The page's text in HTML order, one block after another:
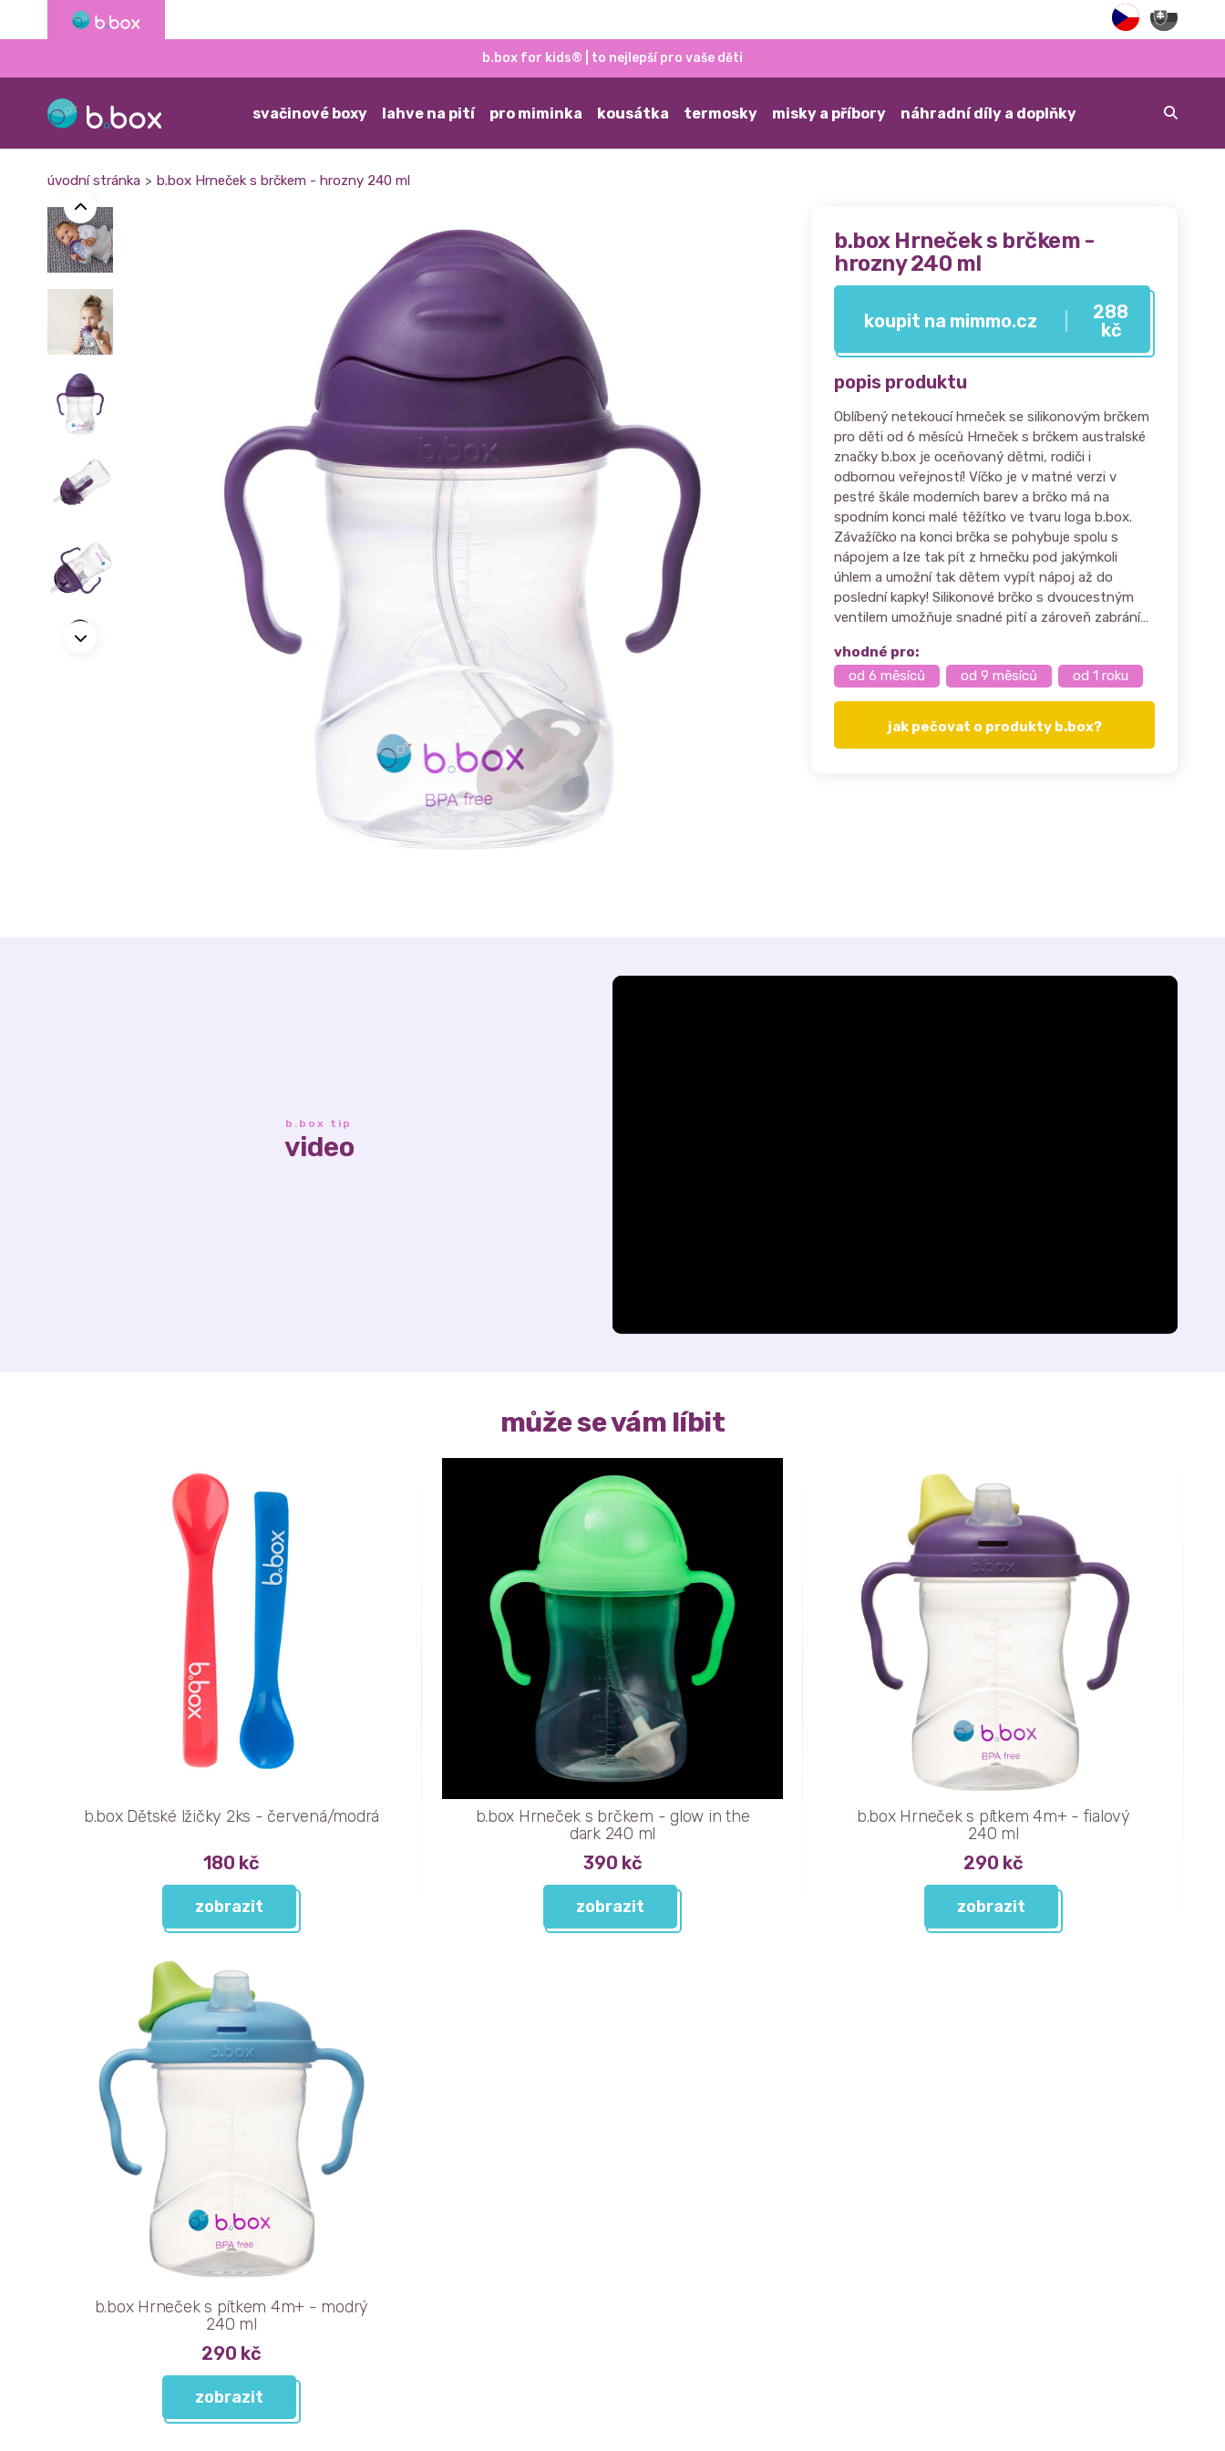
b.box for kids® | to nejlepší pro vaše děti
svačinové boxy lahve na pití pro miminka kousátka termosky misky a příbory náhradní díly a doplňky
úvodní stránka > b.box Hrneček s brčkem - hrozny 240 ml
b.box Hrneček s brčkem -
hrozny 240 ml
koupit na mimmo.cz
288
kč
popis produktu
Oblíbený netekoucí hrneček se silikonovým brčkem
pro děti od 6 měsíců Hrneček s brčkem australské
značky b.box je oceňovaný dětmi, rodiči i
odbornou veřejností! Víčko je v matné verzi v
pestré škále moderních barev a brčko má na
spodním konci malé těžítko ve tvaru loga b.box.
Závažíčko na konci brčka se pohybuje spolu s
nápojem a lze tak pít z hrnečku pod jakýmkoli
úhlem a umožní tak dětem vypít nápoj až do
poslední kapky! Silikonové brčko s dvoucestným
ventilem umožňuje snadné pití a zároveň zabrání…
vhodné pro:
od 6 měsíců
od 9 měsíců od 1 roku
jak pečovat o produkty b.box?
b.box tip
video
může se vám líbit
b.box Dětské lžičky 2ks - červená/modrá
180 kč
zobrazit
b.box Hrneček s brčkem - glow in the
dark 240 ml
390 kč
zobrazit
b.box Hrneček s pítkem 4m+ - fialový
240 ml
290 kč
zobrazit
b.box Hrneček s pítkem 4m+ - modrý
240 ml
290 kč
zobrazit